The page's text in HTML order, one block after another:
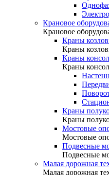
Крановое
Крановое
Краны
Краны
Краны
Краны
Краны
Краны
Мостовые
Мостовые
Подвесные
Подвесные
Малая дорожная
Малая дорожная